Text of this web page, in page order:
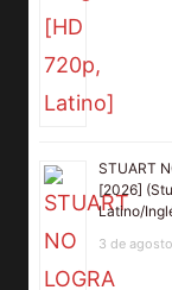
STUART
[2026]
Latino/
3 de